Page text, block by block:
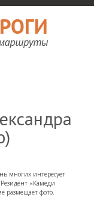
многих интересует
«Камеди
размещает фото.